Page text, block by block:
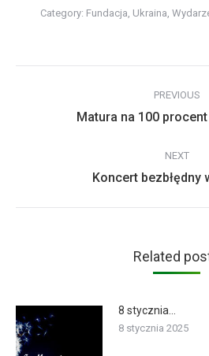
Category: Fundacja Ukraina
navigation
PREVIOUS
Matura na 100
NEXT
Next
Koncert bezbłędny
Related
8 stycznia…
8 stycznia 2025